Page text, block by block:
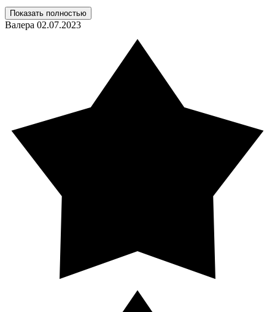
Показать полностью
Валера 02.07.2023